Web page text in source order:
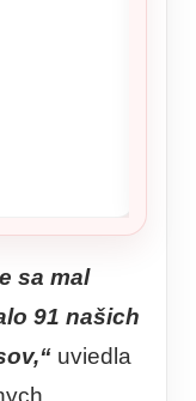
sa mal
91 našich
uviedla